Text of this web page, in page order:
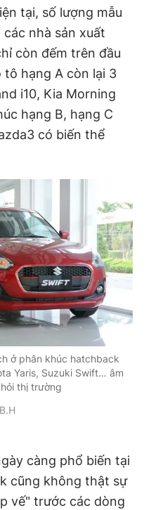
tại, số lượng mẫu
nhà sản xuất
còn đếm trên đầu
tô hạng A còn lại 3
i10, Kia Morning
hạng B, hạng C
có biến thể
ở phân khúc hatchback
Yaris, Suzuki Swift… âm
thị trường
càng phổ biến tại
cũng không thật sự
vế" trước các dòng